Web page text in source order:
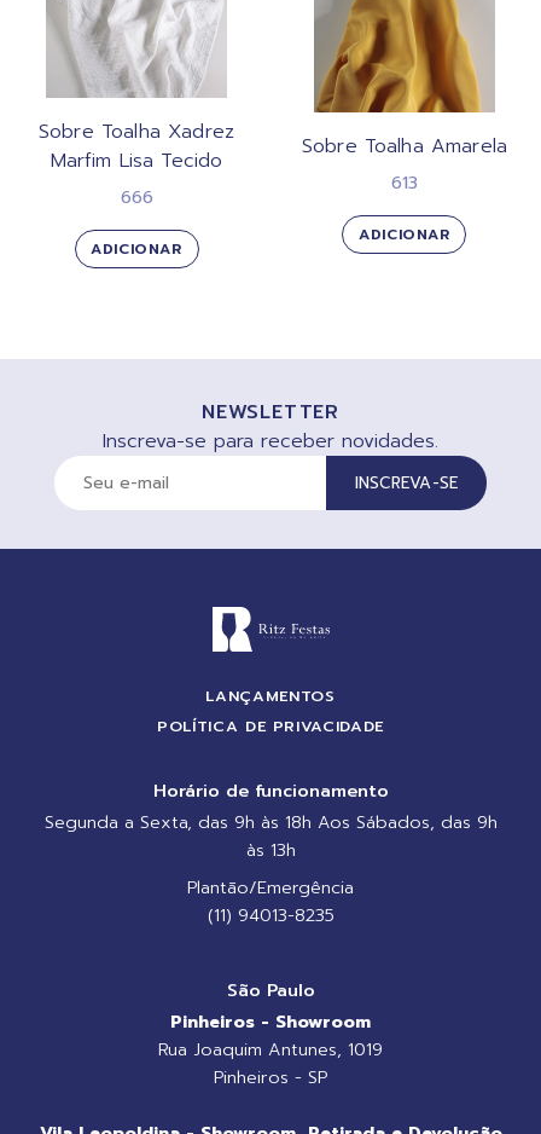
Sobre Toalha Xadrez
Marfim Lisa Tecido
666
ADICIONAR
Sobre Toalha Amarela
613
ADICIONAR
NEWSLETTER
Inscreva-se para receber novidades.
INSCREVA-SE
LANÇAMENTOS
POLÍTICA DE PRIVACIDADE
Horário de funcionamento
Segunda a Sexta, das 9h às 18h Aos Sábados, das 9h
às 13h
Plantão/Emergência
(11) 94013-8235
São Paulo
Pinheiros - Showroom
Rua Joaquim Antunes, 1019
Pinheiros - SP